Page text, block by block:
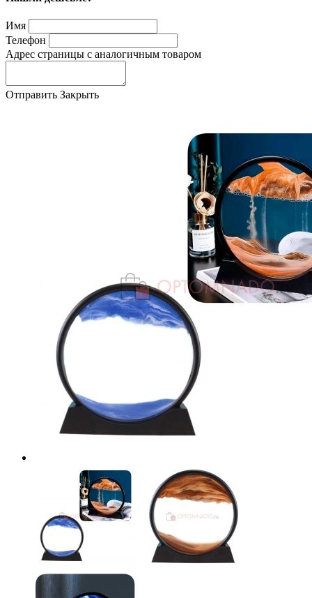
Имя
Телефон
Адрес страницы с аналогичным товаром
Отправить Закрыть